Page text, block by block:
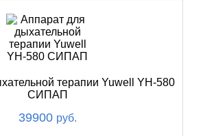
терапии Yuwell YH-580
СИПАП
39900 руб.